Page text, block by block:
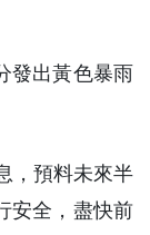
發出黃色暴雨
，預料未來半
安全，盡快前